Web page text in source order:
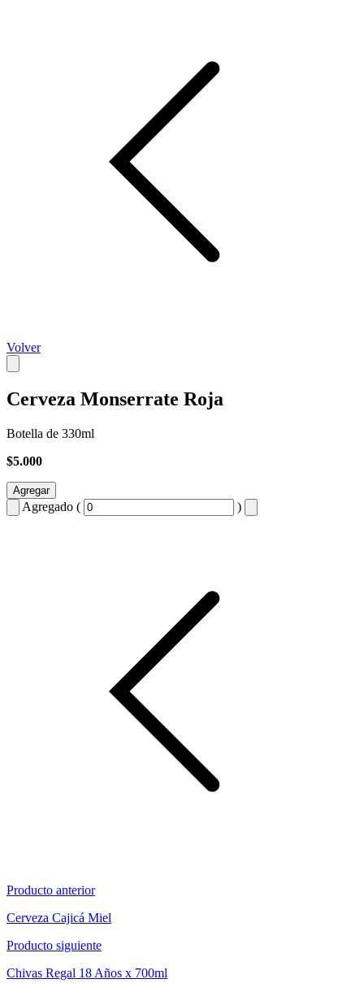
Volver
Cerveza Monserrate Roja
Botella de 330ml
$5.000
Agregar
Agregado ( )
Producto anterior
Cerveza Cajicá Miel
Producto siguiente
Chivas Regal 18 Años x 700ml